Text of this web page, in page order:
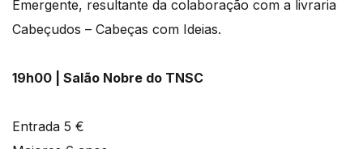
Emergente, resultante da colaboração com a livraria
Cabeçudos – Cabeças com Ideias.
19h00 | Salão Nobre do TNSC
Entrada 5 €